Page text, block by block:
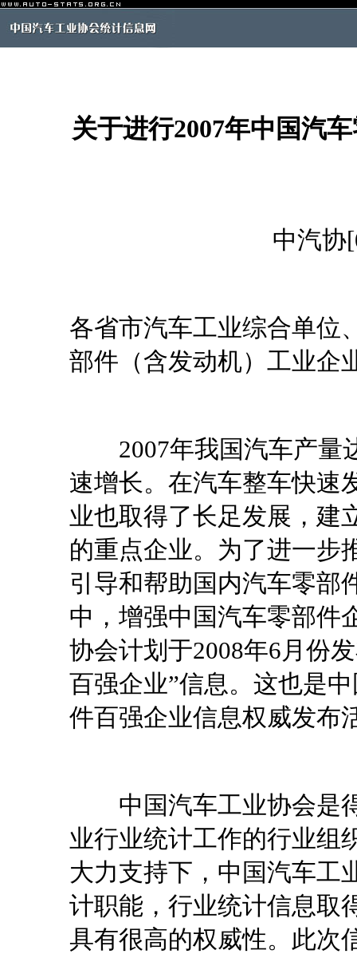
关于进行2007年中国汽
中汽协
各省市汽车工业综合单位
部件（含发动机）工业企
2007年我国汽车产量
速增长。在汽车整车快速
业也取得了长足发展，建
的重点企业。为了进一步
引导和帮助国内汽车零部
中，增强中国汽车零部件
协会计划于2008年6月份
百强企业”信息。这也是
件百强企业信息权威发布
中国汽车工业协会是得
业行业统计工作的行业组
大力支持下，中国汽车工
计职能，行业统计信息取
具有很高的权威性。此次